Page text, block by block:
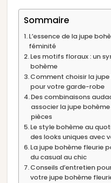
Sommaire
L’essence de la jupe
féminité
Les motifs floraux : un
bohème
Comment choisir la
pour votre garde-robe
Des combinaisons
associer la jupe
pièces
Le style bohème au
des looks uniques avec
La jupe bohème fleurie
du casual au chic
Conseils d’entretien
votre jupe bohème